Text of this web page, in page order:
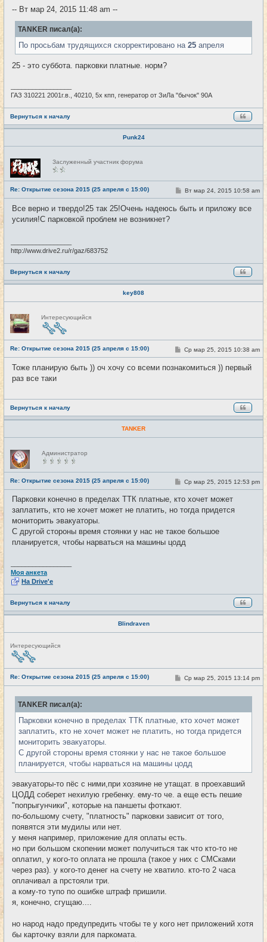
-- Вт мар 24, 2015 11:48 am --
TANKER писал(а):
По просьбам трудящихся скорректировано на 25 апреля
25 - это суббота. парковки платные. норм?
ГАЗ 310221 2001г.в., 40210, 5х кпп, генератор от ЗиЛа "бычок" 90А
Вернуться к началу
Punk24
Н
е
в
с
е
т
и
Заслуженный участник форума
Re: Открытие сезона 2015 (25 апреля с 15:00) #9
С
о
б
Вт мар 24, 2015 10:58 am
Все верно и твердо!25 так 25!Очень надеюсь быть и приложу все
усилия!С парковкой проблем не возникнет?
http://www.drive2.ru/r/gaz/683752
Вернуться к началу
key808
Н
е
в
с
е
т
и
Интересующийся
Re: Открытие сезона 2015 (25 апреля с 15:00) #10
С
о
б
и
Ср мар 25, 2015 10:38 am
Тоже планирую быть )) оч хочу со всеми познакомиться )) первый
раз все таки
Вернуться к началу
TANKER
Н
е
в
с
е
т
и
Администратор
Re: Открытие сезона 2015 (25 апреля с 15:00) #11
С
о
б
щ
и
Ср мар 25, 2015 12:53 pm
Парковки конечно в пределах ТТК платные, кто хочет может
заплатить, кто не хочет может не платить, но тогда придется
мониторить эвакуаторы.
С другой стороны время стоянки у нас не такое большое
планируется, чтобы нарваться на машины цодд
Моя анкета
На Drive'e
Вернуться к началу
Blindraven
Н
е
в
т
и
Интересующийся
Re: Открытие сезона 2015 (25 апреля с 15:00) #12
С
о
е
н
е
Ср мар 25, 2015 13:14 pm
TANKER писал(а):
Парковки конечно в пределах ТТК платные, кто хочет может
заплатить, кто не хочет может не платить, но тогда придется
мониторить эвакуаторы.
С другой стороны время стоянки у нас не такое большое
планируется, чтобы нарваться на машины цодд
эвакуаторы-то пёс с ними,при хозяине не утащат. в проехавший
ЦОДД соберет нехилую гребенку. ему-то че. а еще есть пешие
"попрыгунчики", которые на паншеты фоткают.
по-большому счету, "платность" парковки зависит от того,
появятся эти мудилы или нет.
у меня например, приложение для оплаты есть.
но при большом скопении может получиться так что кто-то не
оплатил, у кого-то оплата не прошла (такое у них с СМСками
через раз). у кого-то денег на счету не хватило. кто-то 2 часа
оплачивал а прстояли три.
а кому-то тупо по ошибке штраф пришили.
я, конечно, сгущаю....
но народ надо предупредить чтобы те у кого нет приложений хотя
бы карточку взяли для паркомата.